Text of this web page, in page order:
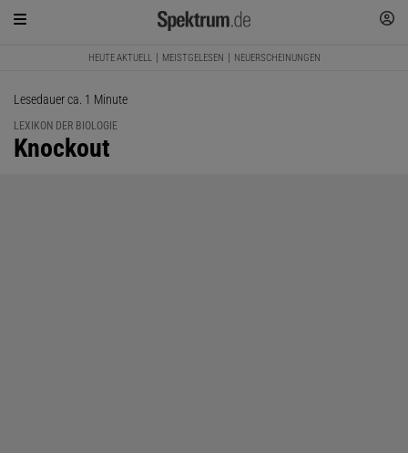
HEUTE AKTUELL MEISTGELESEN NEUERSCHEINUNGEN
Lesedauer ca. 1 Minute
LEXIKON DER BIOLOGIE
:
Knockout